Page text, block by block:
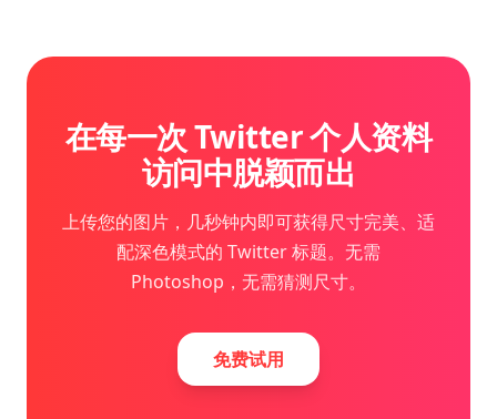
在每一次 Twitter 个人资料
访问中脱颖而出
上传您的图片，几秒钟内即可获得尺寸完美、适
配深色模式的 Twitter 标题。无需
Photoshop，无需猜测尺寸。
免费试用